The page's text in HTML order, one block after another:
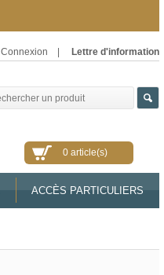
Connexion Lettre d'information
0 article(s)
ACCÈS PARTICULIERS